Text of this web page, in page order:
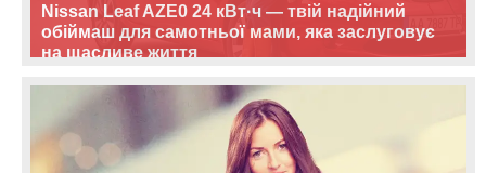
Nissan Leaf AZE0 24 кВт·ч — твій надійний
обіймаш для самотньої мами, яка заслуговує
на щасливе життя